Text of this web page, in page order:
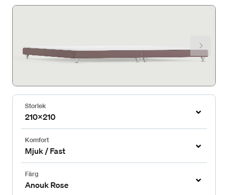
Storlek
210x210
Komfort
Mjuk / Fast
Färg
Anouk Rose